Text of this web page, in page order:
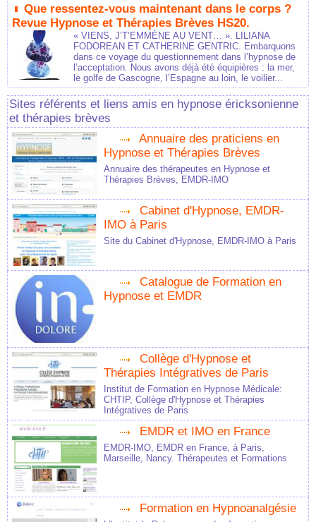
Que ressentez-vous maintenant dans le corps ?
Revue Hypnose et Thérapies Brèves HS20.
« VIENS, J’T’EMMÈNE AU VENT… ». LILIANA
FODOREAN ET CATHERINE GENTRIC. Embarquons
dans ce voyage du questionnement dans l’hypnose de
l’acceptation. Nous avons déjà été équipières : la mer,
le golfe de Gascogne, l’Espagne au loin, le voilier...
Sites référents et liens amis en hypnose éricksonienne
et thérapies brèves
Annuaire des praticiens en
Hypnose et Thérapies Brèves
Annuaire des thérapeutes en Hypnose et
Thérapies Brèves, EMDR-IMO
Cabinet d'Hypnose, EMDR-
IMO à Paris
Site du Cabinet d'Hypnose, EMDR-IMO à Paris
Catalogue de Formation en
Hypnose et EMDR
Collège d'Hypnose et
Thérapies Intégratives de Paris
Institut de Formation en Hypnose Médicale:
CHTIP, Collège d'Hypnose et Thérapies
Intégratives de Paris
EMDR et IMO en France
EMDR-IMO, EMDR en France, à Paris,
Marseille, Nancy. Thérapeutes et Formations
Formation en Hypnoanalgésie